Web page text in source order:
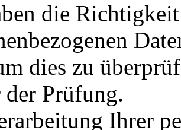
die
dies zu
der Prüfung.
Ihrer